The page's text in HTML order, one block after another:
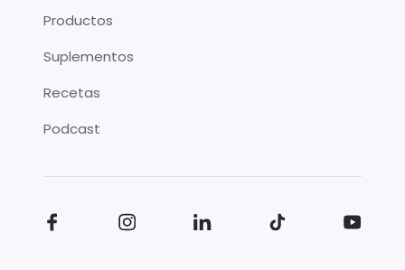
Productos
Suplementos
Recetas
Podcast